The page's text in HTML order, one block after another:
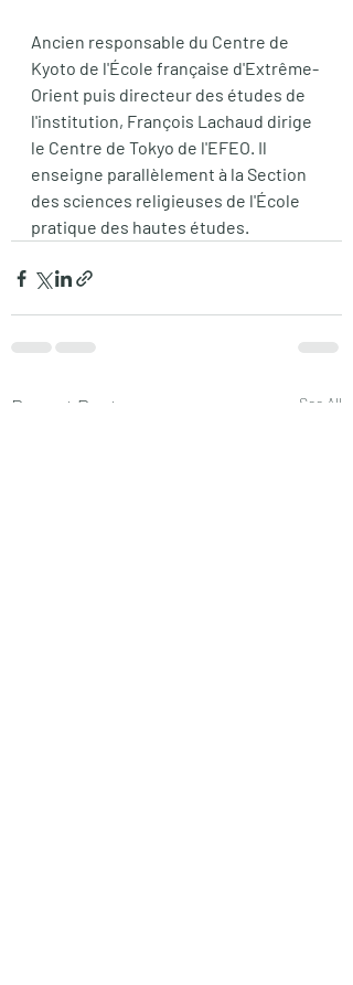
Ancien responsable du Centre de
Kyoto de l'École française d'Extrême-
Orient puis directeur des études de
l'institution, François Lachaud dirige
le Centre de Tokyo de l'EFEO. Il
enseigne parallèlement à la Section
des sciences religieuses de l'École
pratique des hautes études.
Recent Posts See All